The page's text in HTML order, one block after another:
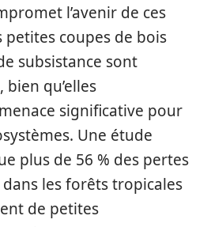
l’avenir de ces
petites coupes de bois
subsistance sont
qu’elles
significative pour
Une étude
plus de 56 % des pertes
les forêts tropicales
de petites